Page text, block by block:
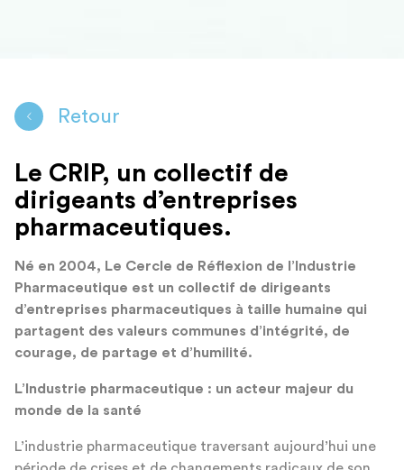
Retour
Le CRIP, un collectif de
dirigeants d’entreprises
pharmaceutiques.
Né en 2004, Le Cercle de Réflexion de l’Industrie
Pharmaceutique est un collectif de dirigeants
d’entreprises pharmaceutiques à taille humaine qui
partagent des valeurs communes d’intégrité, de
courage, de partage et d’humilité.
L’Industrie pharmaceutique : un acteur majeur du
monde de la santé
L’industrie pharmaceutique traversant aujourd’hui une